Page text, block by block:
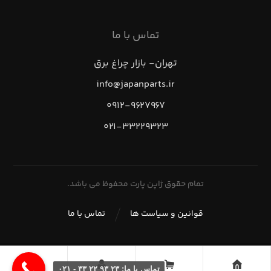
تماس با ما
تهران- بازار چراغ برق
info@japanparts.ir
۰۹۱۲-۹۶۲۷۹۶۷
۰۲۱-۳۳۲۲۹۳۲۳
تمام حقوق ژاپن پارت محفوظ می باشد.
تماس با ما قوانین و سیاست ها
تماس با ما: ۲۳ ۹۳ ۲۲ ۳۳ - ۰۲۱